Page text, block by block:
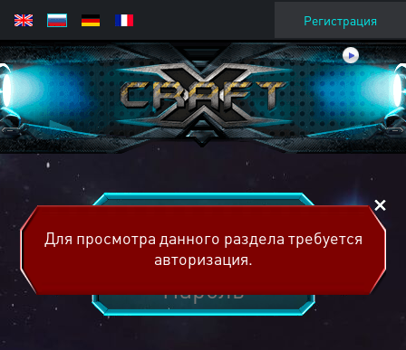
Регистрация
Для просмотра данного раздела требуется
авторизация.